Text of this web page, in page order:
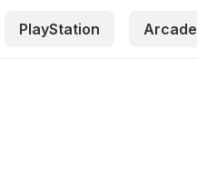
PlayStation Arcade